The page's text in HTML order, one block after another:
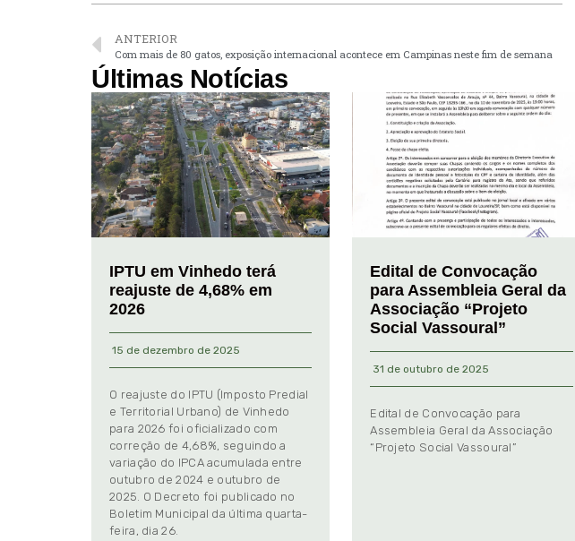
ANTERIOR
Com mais de 80 gatos, exposição internacional acontece em Campinas neste fim de semana
Últimas Notícias
IPTU em Vinhedo terá
reajuste de 4,68% em
2026
15 de dezembro de 2025
O reajuste do IPTU (Imposto Predial
e Territorial Urbano) de Vinhedo
para 2026 foi oficializado com
correção de 4,68%, seguindo a
variação do IPCA acumulada entre
outubro de 2024 e outubro de
2025. O Decreto foi publicado no
Boletim Municipal da última quarta-
feira, dia 26.
Edital de Convocação
para Assembleia Geral da
Associação “Projeto
Social Vassoural”
31 de outubro de 2025
Edital de Convocação para
Assembleia Geral da Associação
“Projeto Social Vassoural”